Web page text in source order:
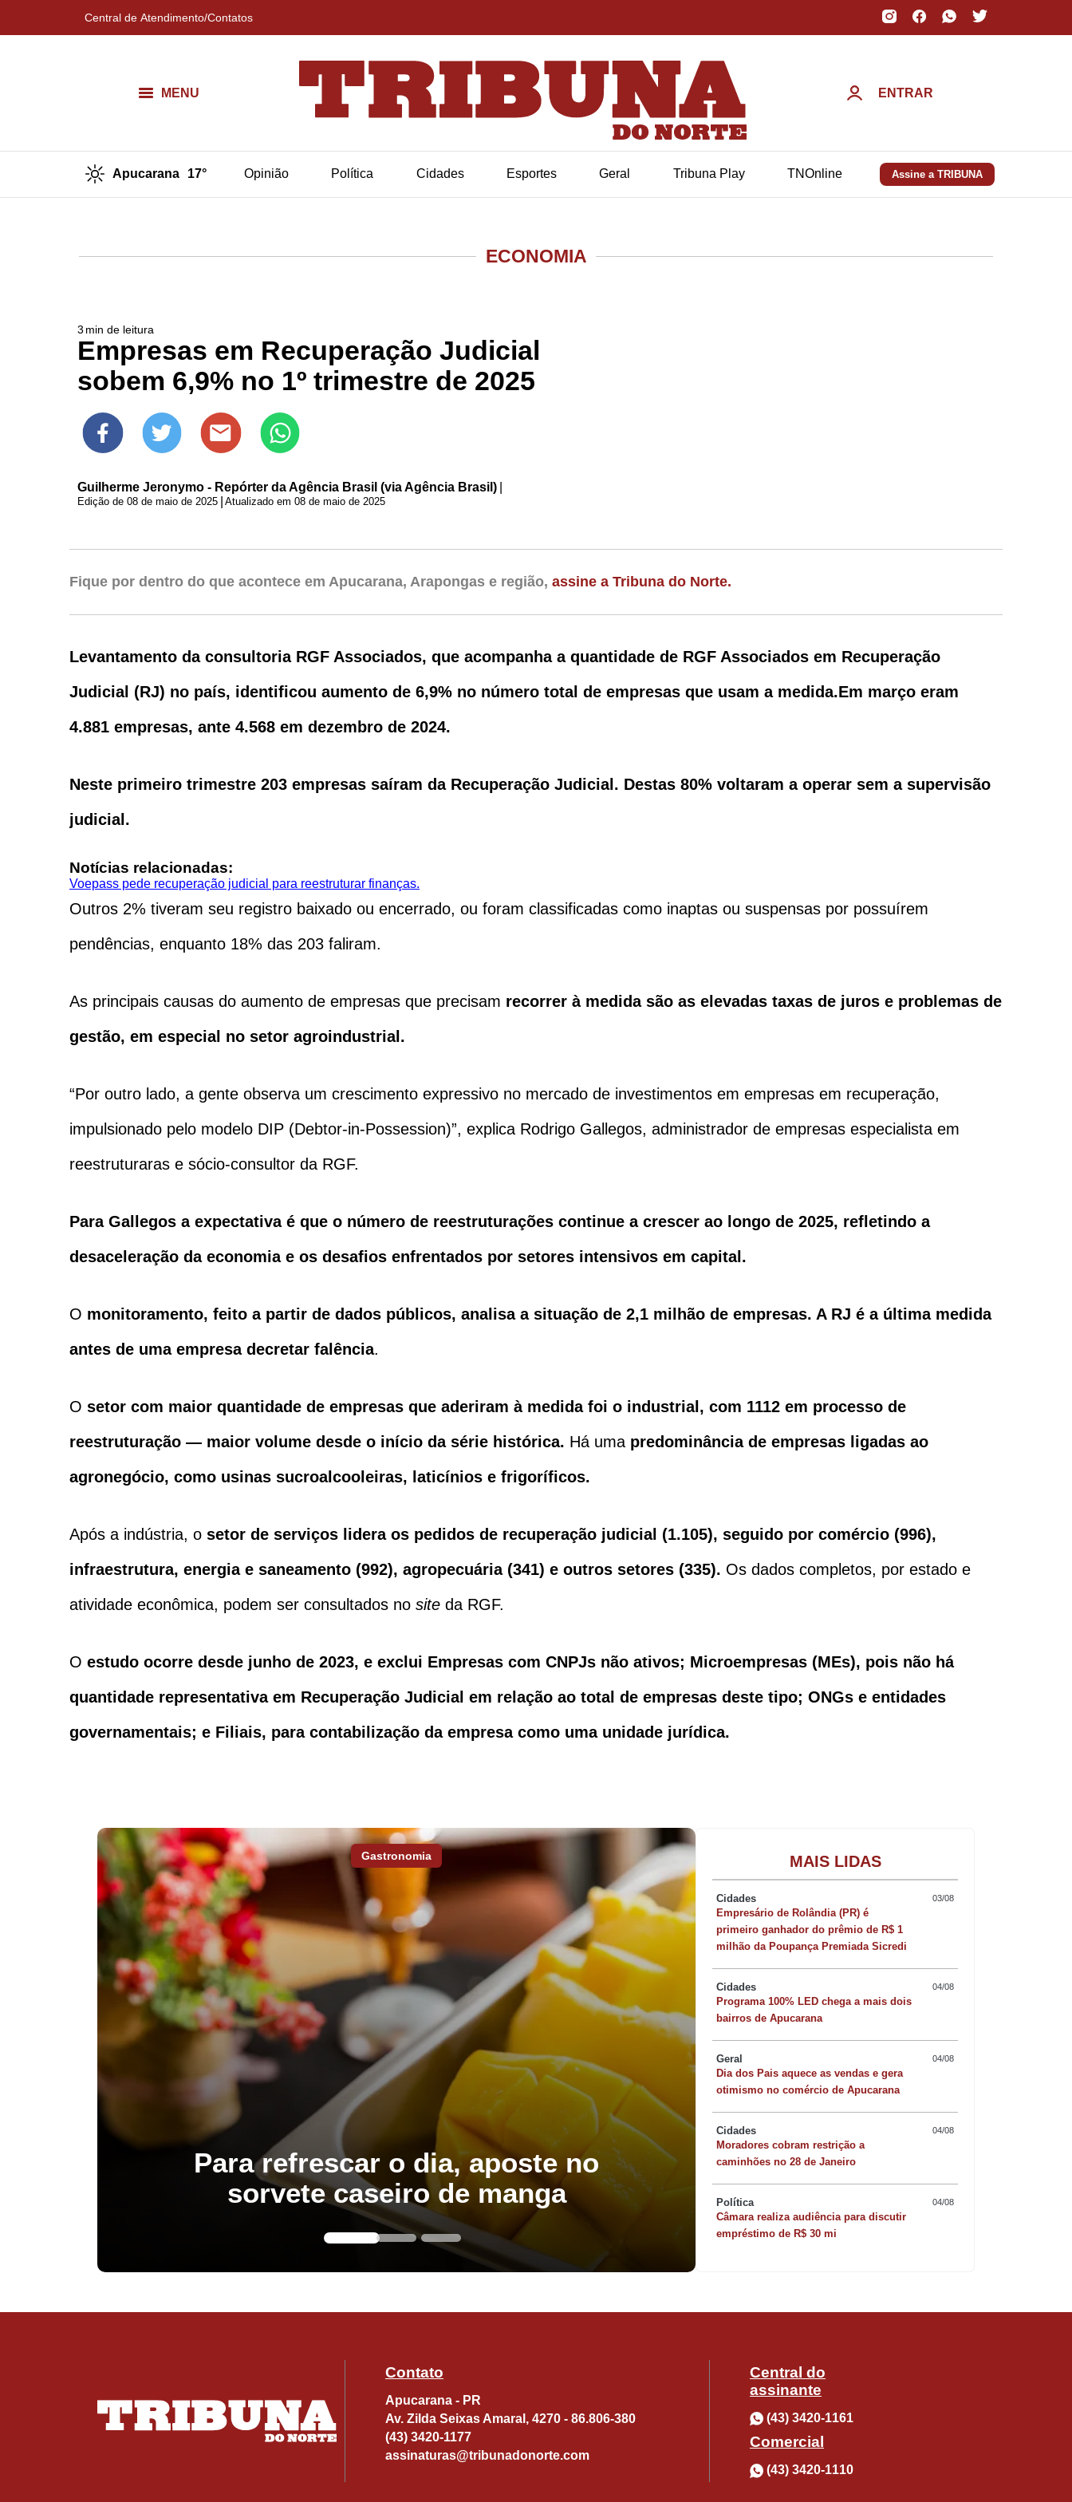
Central de Atendimento/Contatos
MENU ENTRAR
Apucarana 17° Opinião Política Cidades Esportes Geral Tribuna Play TNOnline Assine a TRIBUNA
ECONOMIA
3 min de leitura
Empresas em Recuperação Judicial
sobem 6,9% no 1º trimestre de 2025
Guilherme Jeronymo - Repórter da Agência Brasil (via Agência Brasil)
Edição de 08 de maio de 2025 Atualizado em 08 de maio de 2025
Fique por dentro do que acontece em Apucarana, Arapongas e região, assine a Tribuna do Norte.
Levantamento da consultoria RGF Associados, que acompanha a quantidade de RGF Associados em Recuperação
Judicial (RJ) no país, identificou aumento de 6,9% no número total de empresas que usam a medida.Em março eram
4.881 empresas, ante 4.568 em dezembro de 2024.
Neste primeiro trimestre 203 empresas saíram da Recuperação Judicial. Destas 80% voltaram a operar sem a supervisão
judicial.
Notícias relacionadas:
Voepass pede recuperação judicial para reestruturar finanças.
Outros 2% tiveram seu registro baixado ou encerrado, ou foram classificadas como inaptas ou suspensas por possuírem
pendências, enquanto 18% das 203 faliram.
As principais causas do aumento de empresas que precisam recorrer à medida são as elevadas taxas de juros e problemas de
gestão, em especial no setor agroindustrial.
“Por outro lado, a gente observa um crescimento expressivo no mercado de investimentos em empresas em recuperação,
impulsionado pelo modelo DIP (Debtor-in-Possession)”, explica Rodrigo Gallegos, administrador de empresas especialista em
reestruturaras e sócio-consultor da RGF.
Para Gallegos a expectativa é que o número de reestruturações continue a crescer ao longo de 2025, refletindo a
desaceleração da economia e os desafios enfrentados por setores intensivos em capital.
O monitoramento, feito a partir de dados públicos, analisa a situação de 2,1 milhão de empresas. A RJ é a última medida
antes de uma empresa decretar falência.
O setor com maior quantidade de empresas que aderiram à medida foi o industrial, com 1112 em processo de
reestruturação — maior volume desde o início da série histórica. Há uma predominância de empresas ligadas ao
agronegócio, como usinas sucroalcooleiras, laticínios e frigoríficos.
Após a indústria, o setor de serviços lidera os pedidos de recuperação judicial (1.105), seguido por comércio (996),
infraestrutura, energia e saneamento (992), agropecuária (341) e outros setores (335). Os dados completos, por estado e
atividade econômica, podem ser consultados no site da RGF.
O estudo ocorre desde junho de 2023, e exclui Empresas com CNPJs não ativos; Microempresas (MEs), pois não há
quantidade representativa em Recuperação Judicial em relação ao total de empresas deste tipo; ONGs e entidades
governamentais; e Filiais, para contabilização da empresa como uma unidade jurídica.
Gastronomia
Para refrescar o dia, aposte no
sorvete caseiro de manga
Quer sofisticar o
risoto de camarão
MAIS LIDAS
Cidades 03/08
Empresário de Rolândia (PR) é
primeiro ganhador do prêmio de R$ 1
milhão da Poupança Premiada Sicredi
Cidades 04/08
Programa 100% LED chega a mais dois
bairros de Apucarana
Geral 04/08
Dia dos Pais aquece as vendas e gera
otimismo no comércio de Apucarana
Cidades 04/08
Moradores cobram restrição a
caminhões no 28 de Janeiro
Política 04/08
Câmara realiza audiência para discutir
empréstimo de R$ 30 mi
Contato
Apucarana - PR
Av. Zilda Seixas Amaral, 4270 - 86.806-380
(43) 3420-1177
assinaturas@tribunadonorte.com
Central do
assinante
(43) 3420-1161
Comercial
(43) 3420-1110